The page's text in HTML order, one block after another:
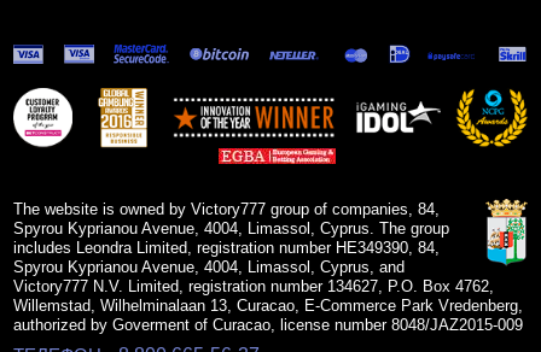
9202 ₽
verkhovod***
Pacific Attack
The website is owned by Victory777 group of companies, 84,
Spyrou Kyprianou Avenue, 4004, Limassol, Cyprus. The group
includes Leondra Limited, registration number HE349390, 84,
Spyrou Kyprianou Avenue, 4004, Limassol, Cyprus, and
Victory777 N.V. Limited, registration number 134627, P.O. Box 4762,
Willemstad, Wilhelminalaan 13, Curacao, E-Commerce Park Vredenberg,
authorized by Goverment of Curacao, license number 8048/JAZ2015-009